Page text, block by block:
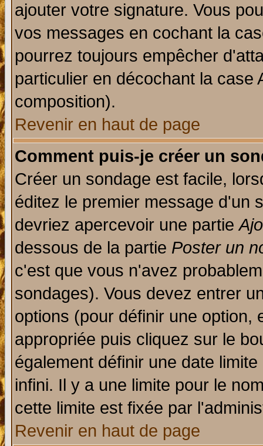
ajouter votre signature. Vous
vos messages en cochant la
pourrez toujours empêcher
particulier en décochant la
composition).
Revenir en haut de page
Comment puis-je créer un
Créer un sondage est facile,
éditez le premier message d'un
devriez apercevoir une partie
dessous de la partie Poster un
c'est que vous n'avez
sondages). Vous devez entrer
options (pour définir une option,
appropriée puis cliquez sur le
également définir une date
infini. Il y a une limite pour le
cette limite est fixée par
Revenir en haut de page